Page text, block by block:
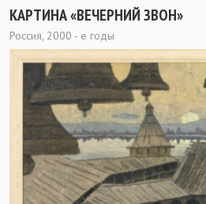
КАРТИНА «ВЕЧЕРНИЙ ЗВОН»
Россия, 2000 - е годы